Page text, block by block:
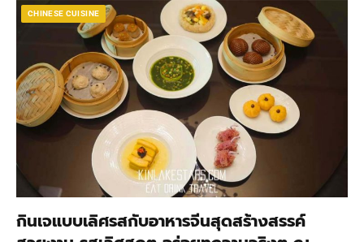
CHINESE CUISINE
กินเจแบบเลิศรสกับอาหารจีนสุดสร้างสรรค์